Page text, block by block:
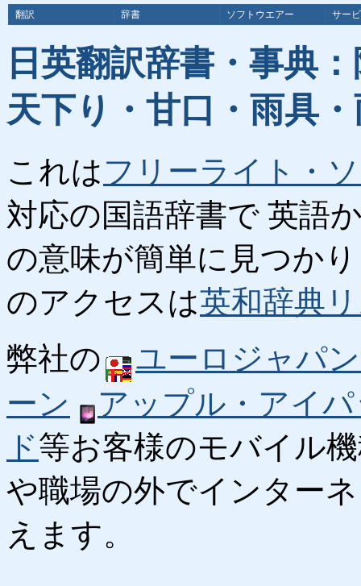
翻訳 辞書 ソフトウエアー サー
日英翻訳辞書・事典
天下り・甘口・雨具
これはフリーライト・
対応の国語辞書で 英語
の意味が簡単に見つか
のアクセスは英和辞典
弊社の
ユーロジャパ
ーン
アップル・アイ
ド等お客様のモバイル
や職場の外でインター
えます。